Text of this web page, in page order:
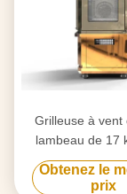
Grilleuse à vent
lambeau de 17
porte en
Obtenez le
prix